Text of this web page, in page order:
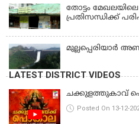
തോട്ടം മേഖലയിലെ
പ്രതിസന്ധിക്ക്
മുല്ലപ്പെരിയാര്‍
LATEST DISTRICT VIDEOS
ചക്കുളത്തുകാവ്
Posted On 13-12-